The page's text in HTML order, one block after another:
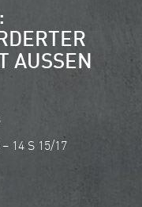
V
14 S 15/17